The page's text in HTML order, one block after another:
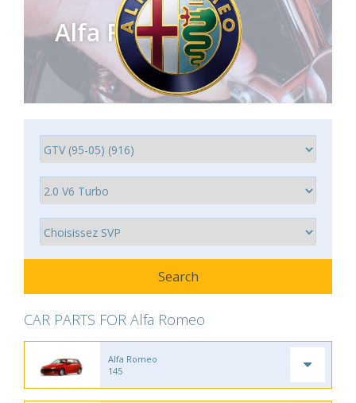
Alfa Romeo
CAR PARTS FOR Alfa Romeo
Alfa Romeo
145